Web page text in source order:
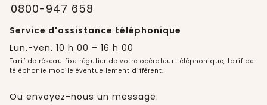
0800-947 658
Service d'assistance téléphonique
Lun.-ven. 10 h 00 – 16 h 00
Tarif de réseau fixe régulier de votre opérateur téléphonique, tarif de
téléphonie mobile éventuellement différent.
Ou envoyez-nous un message: